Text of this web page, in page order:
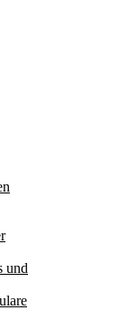
und